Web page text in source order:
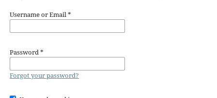
Username or Email*
Password*
Forgot your password?